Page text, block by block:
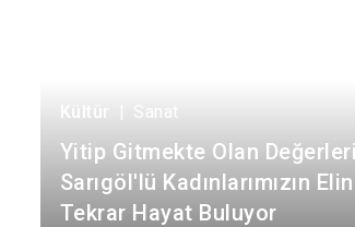
Kültür Sanat
Yitip Gitmekte Olan
Sarıgöl'lü Kadınlarımızın
Tekrar Hayat Buluyor